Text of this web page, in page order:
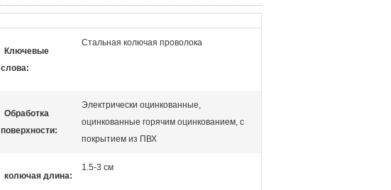
Ключевые
слова:
Стальная колючая проволока
Обработка
поверхности:
Электрически оцинкованные,
оцинкованные горячим оцинкованием, с
покрытием из ПВХ
колючая длина:
1.5-3 см